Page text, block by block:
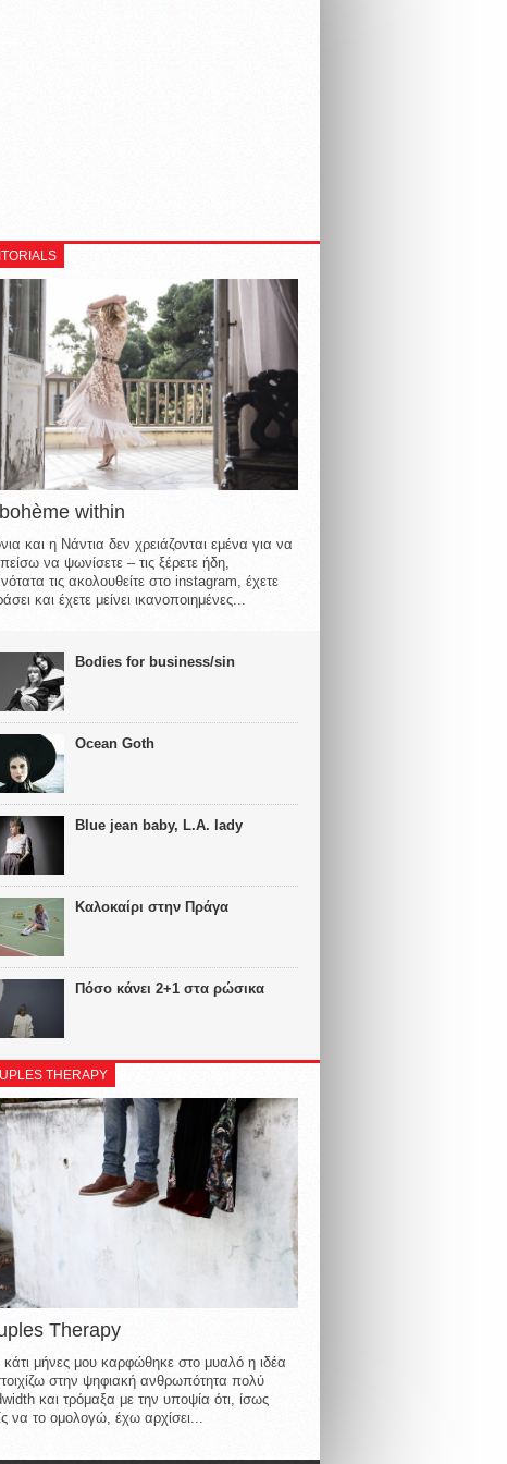
within
και η Νάντια δεν χρειάζονται εμένα για να
να ψωνίσετε – τις ξέρετε ήδη,
τις ακολουθείτε στο instagram, έχετε
και έχετε μείνει ικανοποιημένες...
Bodies for business/sin
Ocean Goth
Blue jean baby, L.A. lady
Καλοκαίρι στην Πράγα
Πόσο κάνει 2+1 στα ρώσικα
THERAPY
Therapy
κάτι μήνες μου καρφώθηκε στο μυαλό η ιδέα
στην ψηφιακή ανθρωπότητα πολύ
και τρόμαξα με την υποψία ότι, ίσως
να το ομολογώ, έχω αρχίσει...